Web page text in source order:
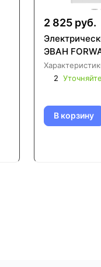
2 825 руб.
ЭВАН
2
В корзину